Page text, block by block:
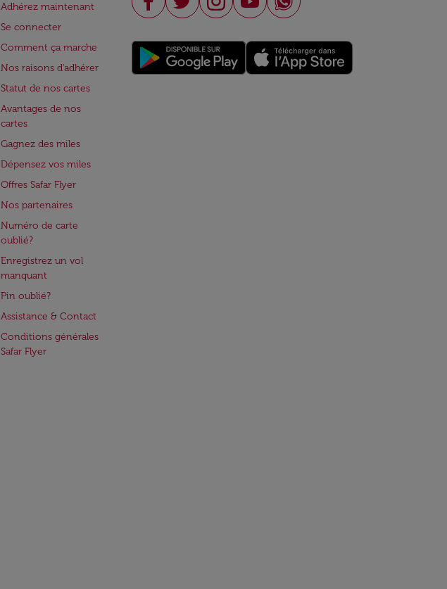
Adhérez maintenant
Se connecter
Comment ça marche
Nos raisons d'adhérer
Statut de nos cartes
Avantages de nos
cartes
Gagnez des miles
Dépensez vos miles
Offres Safar Flyer
Nos partenaires
Numéro de carte
oublié?
Enregistrez un vol
manquant
Pin oublié?
Assistance & Contact
Conditions générales
Safar Flyer